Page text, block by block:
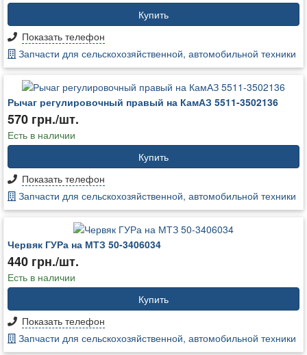
Купить
Показать телефон
Запчасти для сельскохозяйственной, автомобильной техники
Рычаг регулировочный правый на КамАЗ 5511-3502136
570 грн./шт.
Есть в наличии
Купить
Показать телефон
Запчасти для сельскохозяйственной, автомобильной техники
Червяк ГУРа на МТЗ 50-3406034
440 грн./шт.
Есть в наличии
Купить
Показать телефон
Запчасти для сельскохозяйственной, автомобильной техники